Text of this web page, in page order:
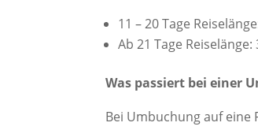
11 – 20 Tage
Ab 21 Tage
Was passiert bei einer
Bei Umbuchung auf